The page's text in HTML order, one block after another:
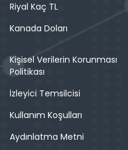
Riyal Kaç TL
Kanada Doları
Kişisel Verilerin Korunması
Politikası
İzleyici Temsilcisi
Kullanım Koşulları
Aydınlatma Metni